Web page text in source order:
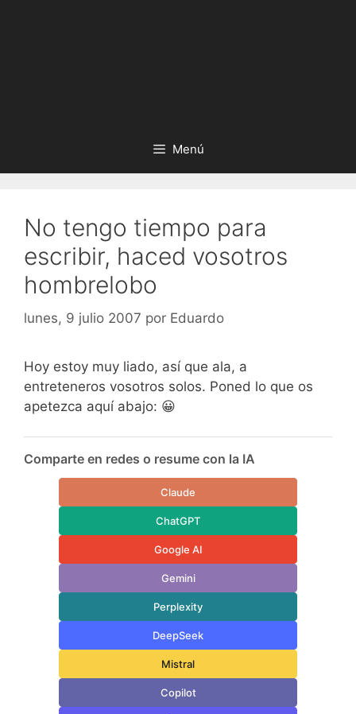
Menú
No tengo tiempo para
escribir, haced vosotros
hombrelobo
lunes, 9 julio 2007 por Eduardo
Hoy estoy muy liado, así que ala, a
entreteneros vosotros solos. Poned lo que os
apetezca aquí abajo: 😀
Comparte en redes o resume con la IA
Claude
ChatGPT
Google AI
Gemini
Perplexity
DeepSeek
Mistral
Copilot